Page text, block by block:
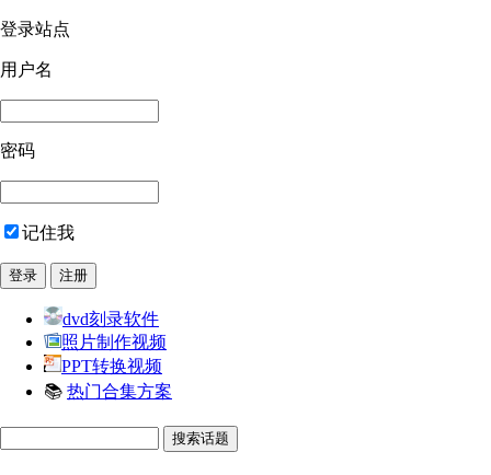
登录站点
用户名
密码
记住我
dvd刻录软件
照片制作视频
PPT转换视频
📚 热门合集方案